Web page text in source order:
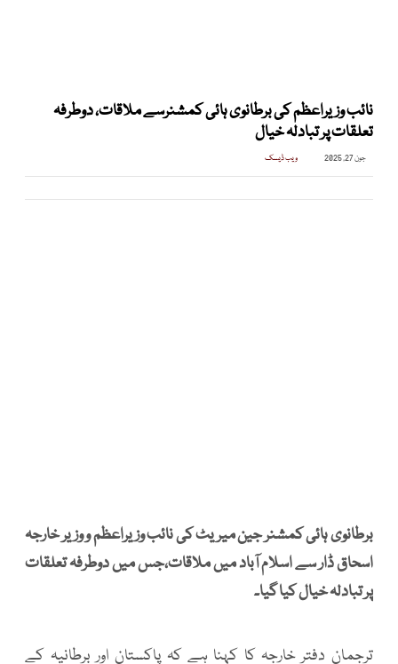
نائب وزیراعظم کی برطانوی ہائی کمشنرسے ملاقات، دوطرفہ
تعلقات پر تبادلہ خیال
جون 27, 2025 ویب ڈیسک
برطانوی ہائی کمشنر جین میریٹ کی نائب وزیراعظم و وزیر خارجہ
اسحاق ڈار سے اسلام آباد میں ملاقات،جس میں دوطرفہ تعلقات
پر تبادلہ خیال کیا گیا۔
ترجمان دفتر خارجہ کا کہنا ہے کہ پاکستان اور برطانیہ کے